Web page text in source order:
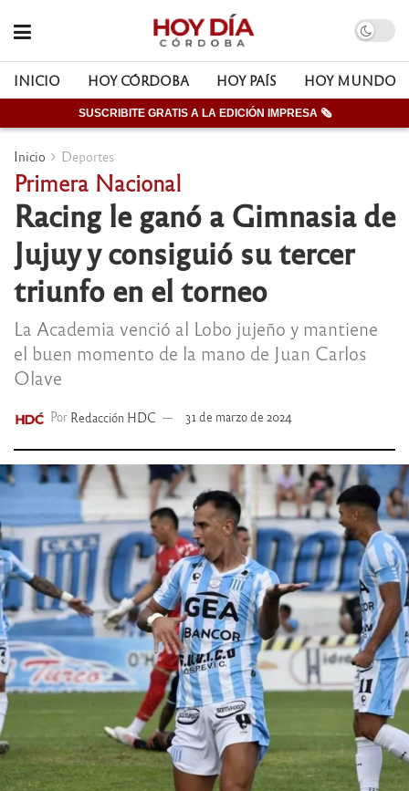
INICIO HOY CÓRDOBA HOY PAÍS HOY MUNDO
SUSCRIBITE GRATIS A LA EDICIÓN IMPRESA 🗞
Inicio Deportes
Primera Nacional
Racing le ganó a Gimnasia de
Jujuy y consiguió su tercer
triunfo en el torneo
La Academia venció al Lobo jujeño y mantiene
el buen momento de la mano de Juan Carlos
Olave
Por Redacción HDC 31 de marzo de 2024